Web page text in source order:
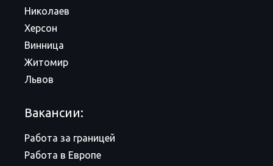
Николаев
Херсон
Винница
Житомир
Львов
Вакансии:
Работа за границей
Работа в Европе